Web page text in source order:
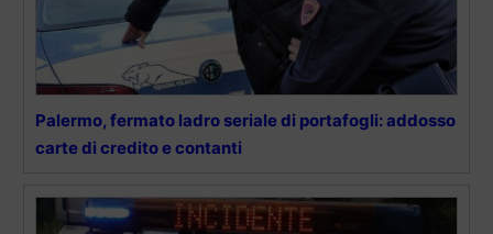
Palermo, fermato ladro seriale di portafogli: addosso
carte di credito e contanti